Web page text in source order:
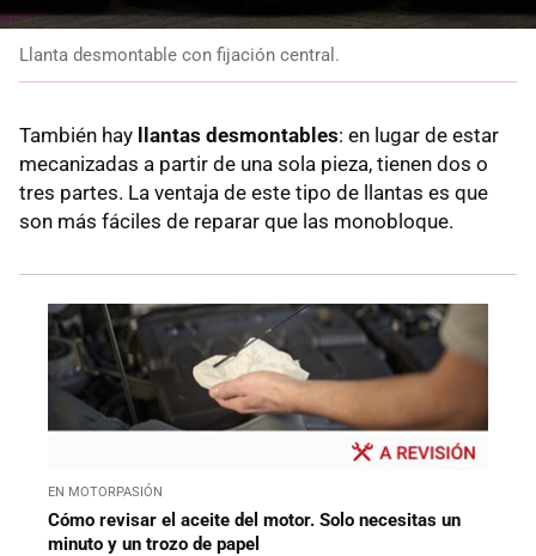
Llanta desmontable con fijación central.
También hay llantas desmontables: en lugar de estar
mecanizadas a partir de una sola pieza, tienen dos o
tres partes. La ventaja de este tipo de llantas es que
son más fáciles de reparar que las monobloque.
EN MOTORPASIÓN
Cómo revisar el aceite del motor. Solo necesitas un
minuto y un trozo de papel